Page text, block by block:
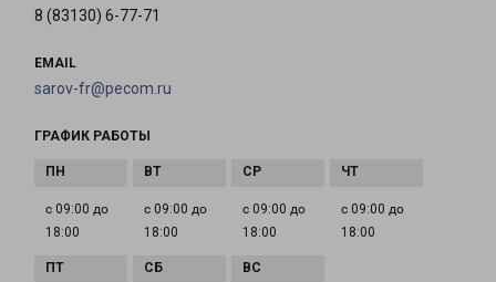
8 (83130) 6-77-71
EMAIL
sarov-fr@pecom.ru
ГРАФИК РАБОТЫ
с 09:00 до
18:00
с 09:00 до
18:00
с 09:00 до
18:00
с 09:00 до
18:00